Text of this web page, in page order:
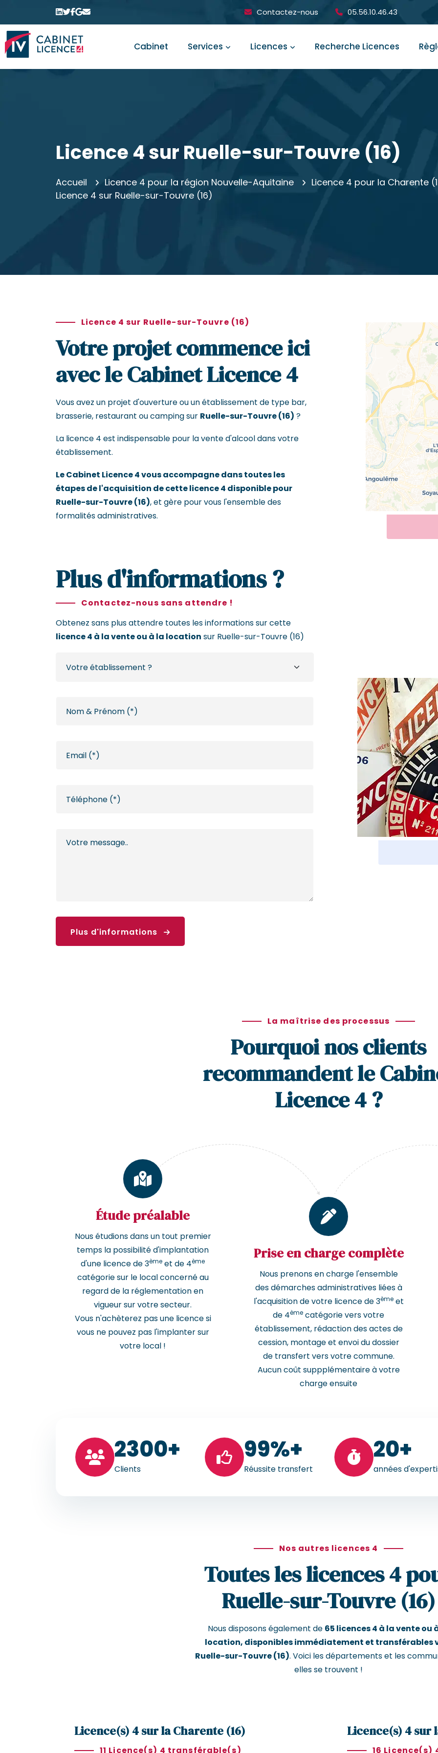
Contactez-nous 05.56.10.46.43
Cabinet Services Licences Recherche Licences
Licence 4 sur Ruelle-sur-Touvre (16)
Accueil Licence 4 pour la région Nouvelle-Aquitaine
Licence 4 pour la Charente
Licence 4 sur Ruelle-sur-Touvre (16)
Licence 4 sur Ruelle-sur-Touvre (16)
Votre projet commence ici
avec le Cabinet Licence 4
Vous avez un projet d'ouverture ou un établissement de type bar,
brasserie, restaurant ou camping sur Ruelle-sur-Touvre (16) ?
La licence 4 est indispensable pour la vente d'alcool dans votre
établissement.
Le Cabinet Licence 4 vous accompagne dans toutes les
étapes de l'acquisition de cette licence 4 disponible pour
Ruelle-sur-Touvre (16), et gère pour vous l'ensemble des
formalités administratives.
Plus d'informations ?
Contactez-nous sans attendre !
Obtenez sans plus attendre toutes les informations sur cette
licence 4 à la vente ou à la location sur Ruelle-sur-Touvre (16)
Plus d'informations
La maîtrise des processus
Pourquoi nos clients
recommandent le
Licence 4 ?
Étude préalable
Nous étudions dans un tout premier
temps la possibilité d'implantation
d'une licence de 3ème et de 4ème
catégorie sur le local concerné au
regard de la réglementation en
vigueur sur votre secteur.
Vous n'achèterez pas une licence si
vous ne pouvez pas l'implanter sur
votre local !
Prise en charge complète
Nous prenons en charge l'ensemble
des démarches administratives liées à
l'acquisition de votre licence de 3èmeet
de 4ème catégorie vers votre
établissement, rédaction des actes de
cession, montage et envoi du dossier
de transfert vers votre commune.
Aucun coût suppplémentaire à votre
charge ensuite
2300+
Clients
99%+
Réussite transfert
20+
années
Nos autres licences 4
Toutes les licences 4
Ruelle-sur-Touvre (16)
Nous disposons également de 65 licences 4 à la vente ou
location, disponibles immédiatement et transférables
Ruelle-sur-Touvre (16). Voici les départements et les
elles se trouvent !
Licence(s) 4 sur la Charente (16)
11 Licence(s) 4 transférable(s)
Licence(s) 4 sur
16